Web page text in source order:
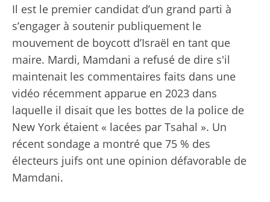
Il est le premier candidat d’un grand parti à
s’engager à soutenir publiquement le
mouvement de boycott d’Israël en tant que
maire. Mardi, Mamdani a refusé de dire s'il
maintenait les commentaires faits dans une
vidéo récemment apparue en 2023 dans
laquelle il disait que les bottes de la police de
New York étaient « lacées par Tsahal ». Un
récent sondage a montré que 75 % des
électeurs juifs ont une opinion défavorable de
Mamdani.